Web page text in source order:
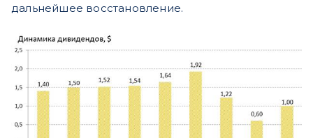
дальнейшее восстановление.